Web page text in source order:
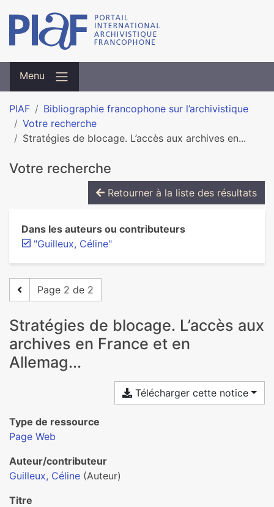
Menu
PIAF
Bibliographie francophone sur l’archivistique
Votre recherche
Stratégies de blocage. L’accès aux archives en...
Votre recherche
Retourner à la liste des résultats
Dans les auteurs ou contributeurs
"Guilleux, Céline"
Page 2 de 2
Stratégies de blocage. L’accès aux
archives en France et en
Allemag...
Télécharger cette notice
Type de ressource
Page Web
Auteur/contributeur
Guilleux, Céline (Auteur)
Titre